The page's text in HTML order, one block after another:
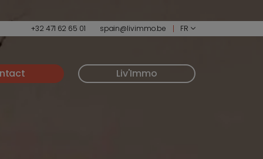
+32 471 62 65 01 spain@livimmo.be FR
Liv'Immo